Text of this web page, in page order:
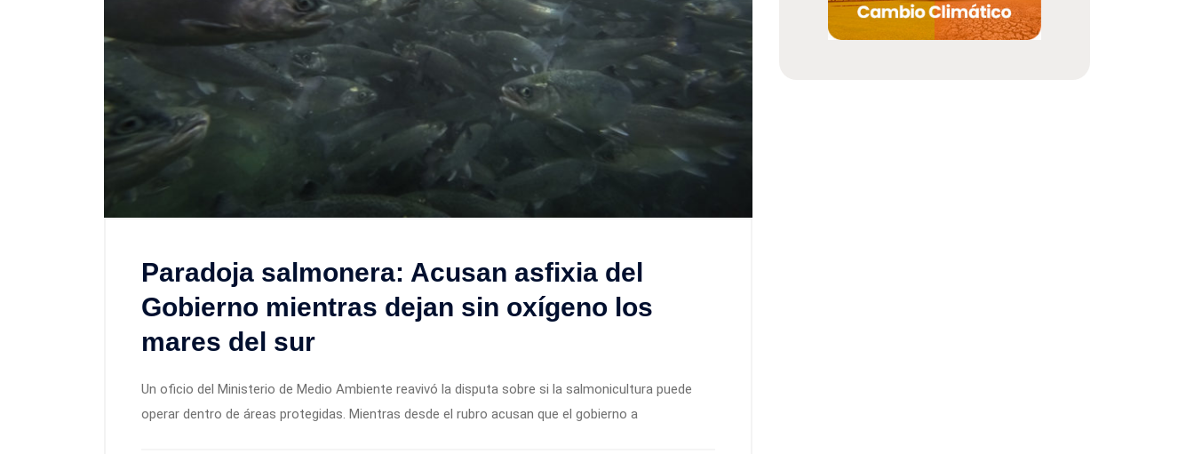
Paradoja salmonera: Acusan asfixia del
Gobierno mientras dejan sin oxígeno los
mares del sur
Un oficio del Ministerio de Medio Ambiente reavivó la disputa sobre si la salmonicultura puede
operar dentro de áreas protegidas. Mientras desde el rubro acusan que el gobierno a